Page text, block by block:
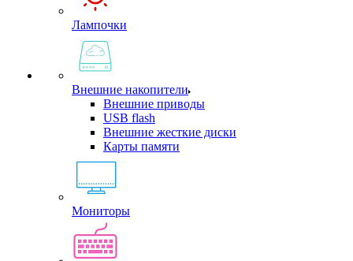
Лампочки
Внешние накопители
Внешние приводы
USB flash
Внешние жесткие диски
Карты памяти
Мониторы